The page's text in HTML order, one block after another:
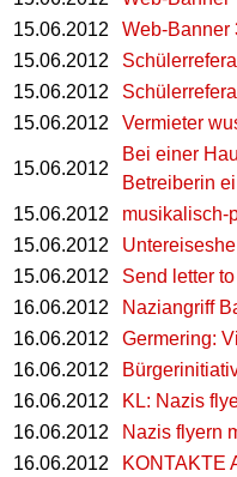
15.06.2012
Web-Banner
15.06.2012
15.06.2012
15.06.2012 Vermieter
15.06.2012
Bei einer
Betreiberin
15.06.2012
musikalisch-
15.06.2012
15.06.2012
Send letter
16.06.2012
Naziangriff
16.06.2012
Germering:
16.06.2012
16.06.2012
KL: Nazis
16.06.2012
Nazis flyern
16.06.2012
KONTAKTE